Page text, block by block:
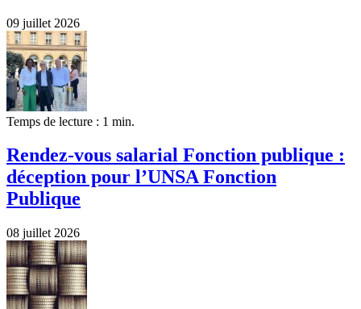
09 juillet 2026
Temps de lecture : 1 min.
Rendez-vous salarial Fonction publique :
déception pour l’UNSA Fonction
Publique
08 juillet 2026